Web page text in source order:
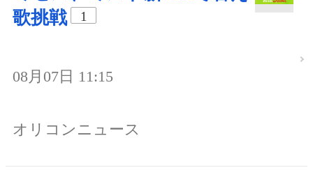
歌挑戦
1
08月07日 11:15
オリコンニュース